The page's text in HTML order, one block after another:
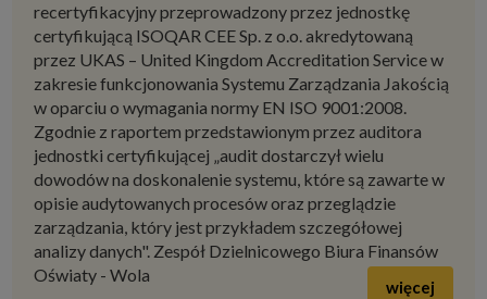
recertyfikacyjny przeprowadzony przez jednostkę
certyfikującą ISOQAR CEE Sp. z o.o. akredytowaną
przez UKAS – United Kingdom Accreditation Service w
zakresie funkcjonowania Systemu Zarządzania Jakością
w oparciu o wymagania normy EN ISO 9001:2008.
Zgodnie z raportem przedstawionym przez auditora
jednostki certyfikującej „audit dostarczył wielu
dowodów na doskonalenie systemu, które są zawarte w
opisie audytowanych procesów oraz przeglądzie
zarządzania, który jest przykładem szczegółowej
analizy danych". Zespół Dzielnicowego Biura Finansów
Oświaty - Wola
więcej